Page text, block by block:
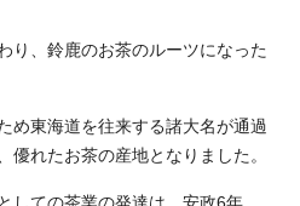
り、鈴鹿のお茶のルーツになった
め東海道を往来する諸大名が通過
優れたお茶の産地となりました。